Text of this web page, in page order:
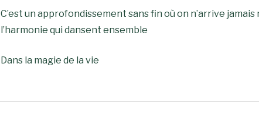
C’est un approfondissement sans fin où on n’arrive
l’harmonie qui dansent ensemble
Dans la magie de la vie